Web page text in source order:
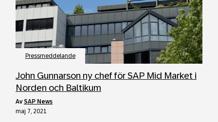
Pressmeddelande
John Gunnarson ny chef för SAP Mid Market i
Norden och Baltikum
avSAP News
maj 7, 2021